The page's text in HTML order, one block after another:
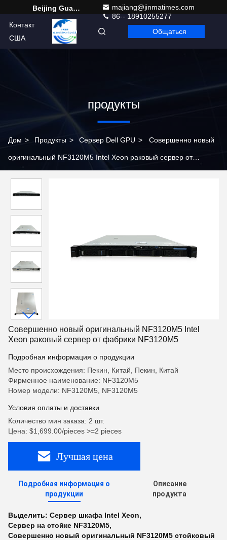
Beijing Guangtian Runze Technology Co., Ltd.
majiang@jinmatimes.com
86-- 18910255277
Контакт
США
Russian Общаться
продукты
Дом > Продукты > Сервер Dell GPU > Совершенно новый
оригинальный NF3120M5 Intel Xeon раковый сервер от
Совершенно новый оригинальный NF3120M5 Intel
Xeon раковый сервер от фабрики NF3120M5
Подробная информация о продукции
Место происхождения: Пекин, Китай, Пекин, Китай
Фирменное наименование: NF3120M5
Номер модели: NF3120M5, NF3120M5
Условия оплаты и доставки
Количество мин заказа: 2 шт.
Цена: $1,699.00/pieces >=2 pieces
Лучшая цена
Подробная информация о
продукции
Описание
продукта
Выделить: Сервер шкафа Intel Xeon,
Сервер на стойке NF3120M5,
Совершенно новый оригинальный NF3120M5 стойковый